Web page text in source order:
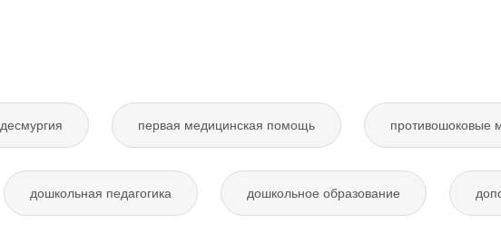
десмургия первая медицинская помощь противошоковые
дошкольная педагогика дошкольное образование